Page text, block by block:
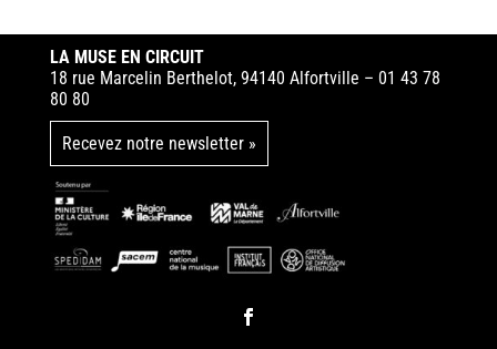
LA MUSE EN CIRCUIT
18 rue Marcelin Berthelot, 94140 Alfortville – 01 43 78
80 80
Recevez notre newsletter »